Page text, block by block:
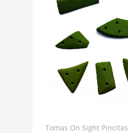
Tomas On Sight Pincitas